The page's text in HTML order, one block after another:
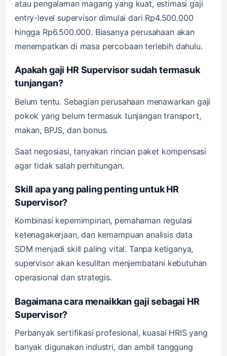
atau pengalaman magang yang kuat, estimasi gaji
entry-level supervisor dimulai dari Rp4.500.000
hingga Rp6.500.000. Biasanya perusahaan akan
menempatkan di masa percobaan terlebih dahulu.
Apakah gaji HR Supervisor sudah termasuk
tunjangan?
Belum tentu. Sebagian perusahaan menawarkan gaji
pokok yang belum termasuk tunjangan transport,
makan, BPJS, dan bonus.
Saat negosiasi, tanyakan rincian paket kompensasi
agar tidak salah perhitungan.
Skill apa yang paling penting untuk HR
Supervisor?
Kombinasi kepemimpinan, pemahaman regulasi
ketenagakerjaan, dan kemampuan analisis data
SDM menjadi skill paling vital. Tanpa ketiganya,
supervisor akan kesulitan menjembatani kebutuhan
operasional dan strategis.
Bagaimana cara menaikkan gaji sebagai HR
Supervisor?
Perbanyak sertifikasi profesional, kuasai HRIS yang
banyak digunakan industri, dan ambil tanggung